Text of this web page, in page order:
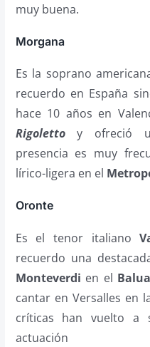
muy buena.
Morgana
Es la soprano
recuerdo en España
hace 10 años en
Rigolettoy ofreció
presencia es muy
lírico-ligera en el
Oronte
Es el tenor italiano
recuerdo una
Monteverdi en el
cantar en Versalles en
críticas han vuelto a
actuación